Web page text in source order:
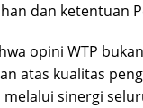
dan ketentuan
opini WTP
atas kualitas
sinergi